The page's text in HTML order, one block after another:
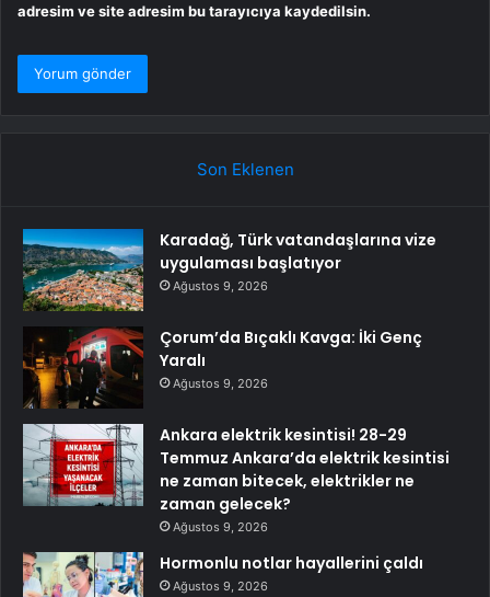
adresim ve site adresim bu tarayıcıya kaydedilsin.
Son Eklenen
Karadağ, Türk vatandaşlarına vize
uygulaması başlatıyor
Ağustos 9, 2026
Çorum’da Bıçaklı Kavga: İki Genç
Yaralı
Ağustos 9, 2026
Ankara elektrik kesintisi! 28-29
Temmuz Ankara’da elektrik kesintisi
ne zaman bitecek, elektrikler ne
zaman gelecek?
Ağustos 9, 2026
Hormonlu notlar hayallerini çaldı
Ağustos 9, 2026